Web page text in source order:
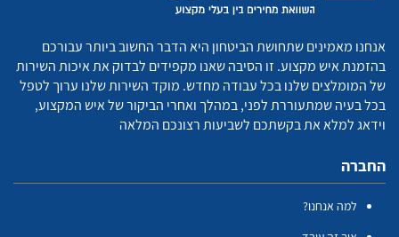
אנחנו מאמינים שתחושת הביטחון היא הדבר החשוב ביותר עבורכם
בהזמנת איש מקצוע. זו הסיבה שאנו מקפידים לבדוק את איכות השירות
של המומלצים שלנו בכל עבודה מחדש. מוקד השירות שלנו ערוך לטפל
בכל בעיה שמתעוררת לפני, במהלך ואחרי הביקור של איש המקצוע,
וידאג למלא את בקשתכם לשביעות רצונכם המלאה
החברה
למה אנחנו?